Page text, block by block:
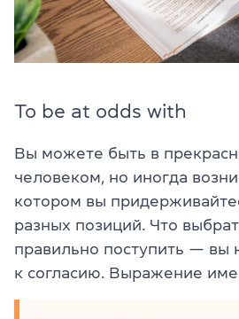
To be at odds with
Вы можете быть в
человеком, но иногда
котором вы
разных позиций. Что
правильно поступить — вы
к согласию. Выражение